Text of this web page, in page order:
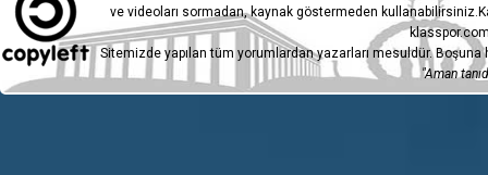
ve videoları sormadan, kaynak göstermeden
Sitemizde yapılan tüm yorumlardan yazarları mesuldür.
"Aman